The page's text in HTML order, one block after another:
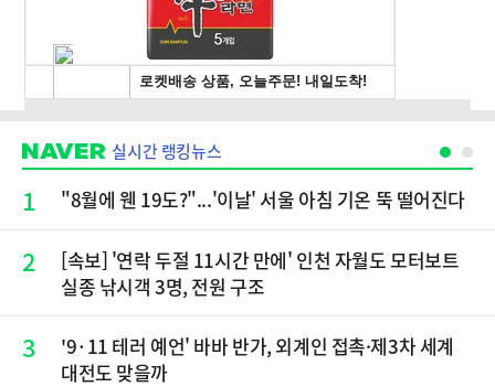
실시간 랭킹뉴스
1 "8월에 웬 19도?"...'이날' 서울 아침 기온 뚝 떨어진다
2
[속보] '연락 두절 11시간 만에' 인천 자월도 모터보트
실종 낚시객 3명, 전원 구조
3
'9·11 테러 예언' 바바 반가, 외계인 접촉·제3차 세계
대전도 맞을까